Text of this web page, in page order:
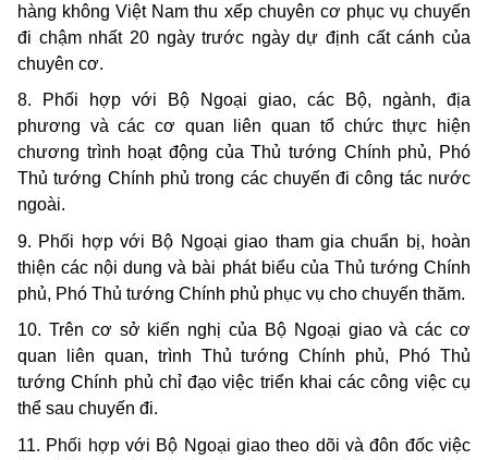
hàng không Việt Nam thu xếp chuyên cơ phục vụ chuyến
đi chậm nhất 20 ngày trước ngày dự định cất cánh của
chuyên cơ.
8. Phối hợp với Bộ Ngoại giao, các Bộ, ngành, địa
phương và các cơ quan liên quan tổ chức thực hiện
chương trình hoạt động của Thủ tướng Chính phủ, Phó
Thủ tướng Chính phủ trong các chuyến đi công tác nước
ngoài.
9. Phối hợp với Bộ Ngoại giao tham gia chuẩn bị, hoàn
thiện các nội dung và bài phát biểu của Thủ tướng Chính
phủ, Phó Thủ tướng Chính phủ phục vụ cho chuyến thăm.
10. Trên cơ sở kiến nghị của Bộ Ngoại giao và các cơ
quan liên quan, trình Thủ tướng Chính phủ, Phó Thủ
tướng Chính phủ chỉ đạo việc triển khai các công việc cụ
thể sau chuyến đi.
11. Phối hợp với Bộ Ngoại giao theo dõi và đôn đốc việc